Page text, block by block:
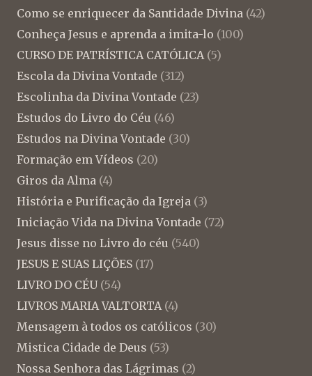
Como se enriquecer da Santidade Divina (42)
Conheça Jesus e aprenda a imita-lo (100)
CURSO DE PATRÍSTICA CATÓLICA (5)
Escola da Divina Vontade (312)
Escolinha da Divina Vontade (23)
Estudos do Livro do Céu (46)
Estudos na Divina Vontade (30)
Formação em Vídeos (20)
Giros da Alma (4)
História e Purificação da Igreja (3)
Iniciação Vida na Divina Vontade (72)
Jesus disse no Livro do céu (540)
JESUS E SUAS LIÇÕES (17)
LIVRO DO CÉU (54)
LIVROS MARIA VALTORTA (4)
Mensagem à todos os católicos (30)
Mistica Cidade de Deus (53)
Nossa Senhora das Lágrimas (2)